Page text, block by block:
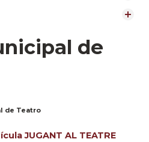
de
de Teatro
JUGANT AL TEATRE